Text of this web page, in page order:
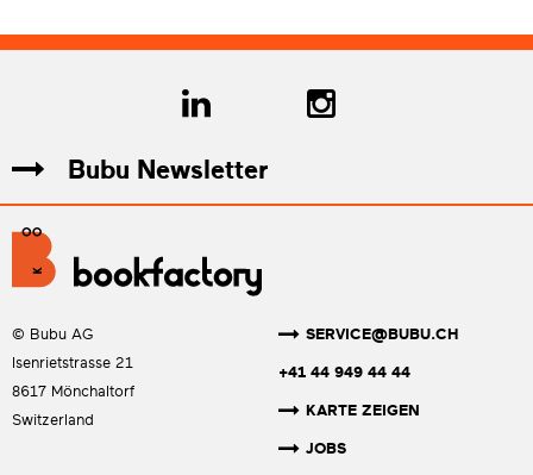
Bubu Newsletter
© Bubu AG
Isenrietstrasse 21
8617 Mönchaltorf
Switzerland
SERVICE@BUBU.CH
+41 44 949 44 44
KARTE ZEIGEN
JOBS